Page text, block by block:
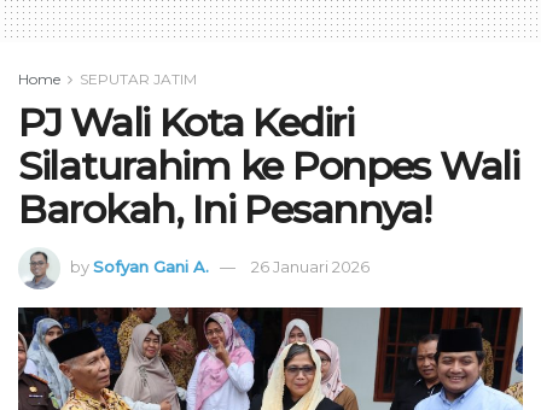
Home SEPUTAR JATIM
PJ Wali Kota Kediri
Silaturahim ke Ponpes Wali
Barokah, Ini Pesannya!
bySofyan Gani A. 26 Januari 2026